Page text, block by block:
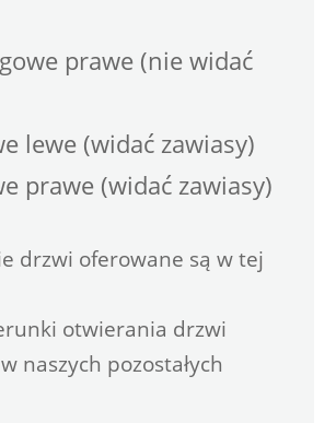
prawe (nie widać
lewe (widać zawiasy)
prawe (widać zawiasy)
drzwi oferowane są w tej
otwierania drzwi
naszych pozostałych